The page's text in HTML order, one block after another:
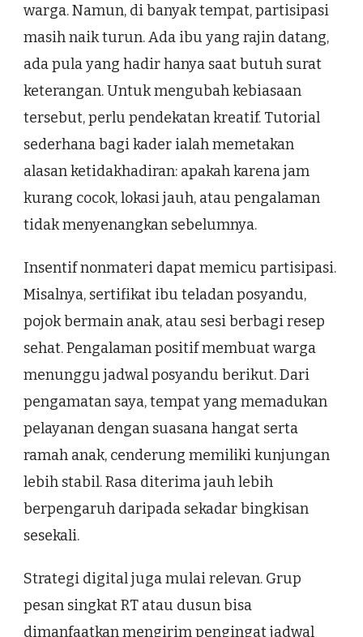
warga. Namun, di banyak tempat, partisipasi
masih naik turun. Ada ibu yang rajin datang,
ada pula yang hadir hanya saat butuh surat
keterangan. Untuk mengubah kebiasaan
tersebut, perlu pendekatan kreatif. Tutorial
sederhana bagi kader ialah memetakan
alasan ketidakhadiran: apakah karena jam
kurang cocok, lokasi jauh, atau pengalaman
tidak menyenangkan sebelumnya.
Insentif nonmateri dapat memicu partisipasi.
Misalnya, sertifikat ibu teladan posyandu,
pojok bermain anak, atau sesi berbagi resep
sehat. Pengalaman positif membuat warga
menunggu jadwal posyandu berikut. Dari
pengamatan saya, tempat yang memadukan
pelayanan dengan suasana hangat serta
ramah anak, cenderung memiliki kunjungan
lebih stabil. Rasa diterima jauh lebih
berpengaruh daripada sekadar bingkisan
sesekali.
Strategi digital juga mulai relevan. Grup
pesan singkat RT atau dusun bisa
dimanfaatkan mengirim pengingat jadwal